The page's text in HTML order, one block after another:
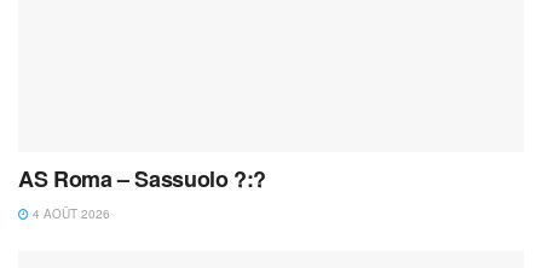
AS Roma – Sassuolo ?:?
4 AOÛT 2026